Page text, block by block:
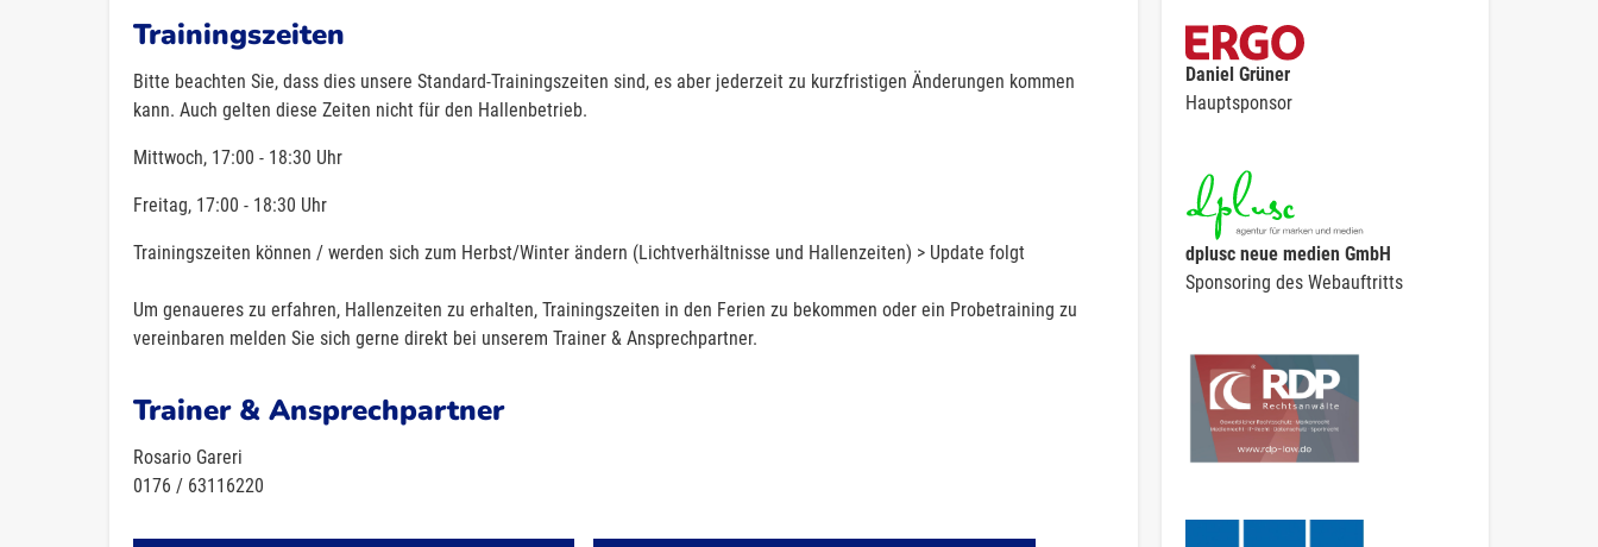
Trainingszeiten
Bitte beachten Sie, dass dies unsere Standard-Trainingszeiten sind, es aber jederzeit zu kurzfristigen Änderungen kommen
kann. Auch gelten diese Zeiten nicht für den Hallenbetrieb.
Mittwoch, 17:00 - 18:30 Uhr
Freitag, 17:00 - 18:30 Uhr
Trainingszeiten können / werden sich zum Herbst/Winter ändern (Lichtverhältnisse und Hallenzeiten) > Update folgt
Um genaueres zu erfahren, Hallenzeiten zu erhalten, Trainingszeiten in den Ferien zu bekommen oder ein Probetraining zu
vereinbaren melden Sie sich gerne direkt bei unserem Trainer & Ansprechpartner.
Trainer & Ansprechpartner
Rosario Gareri
0176 / 63116220
Daniel Grüner
Hauptsponsor
dplusc neue medien GmbH
Sponsoring des Webauftritts